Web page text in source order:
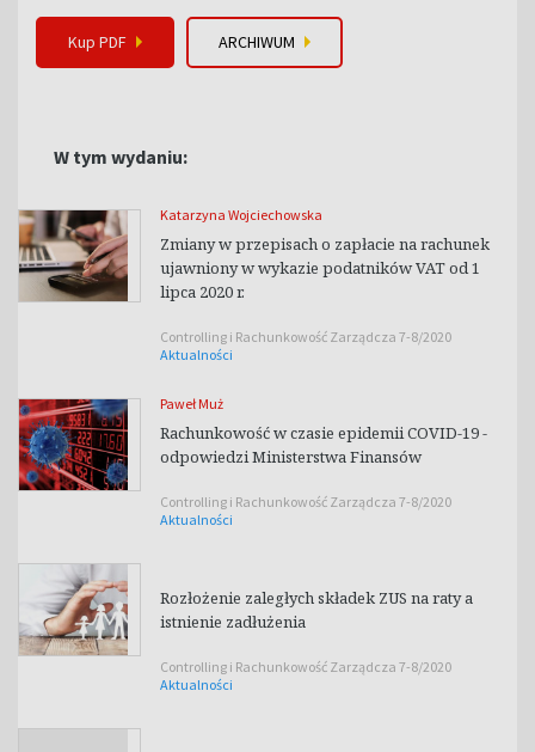
Kup PDF ARCHIWUM
W tym wydaniu:
Katarzyna Wojciechowska
Zmiany w przepisach o zapłacie na rachunek
ujawniony w wykazie podatników VAT od 1
lipca 2020 r.
Controlling i Rachunkowość Zarządcza 7-8/2020
Aktualności
Paweł Muż
Rachunkowość w czasie epidemii COVID-19 -
odpowiedzi Ministerstwa Finansów
Controlling i Rachunkowość Zarządcza 7-8/2020
Aktualności
Rozłożenie zaległych składek ZUS na raty a
istnienie zadłużenia
Controlling i Rachunkowość Zarządcza 7-8/2020
Aktualności